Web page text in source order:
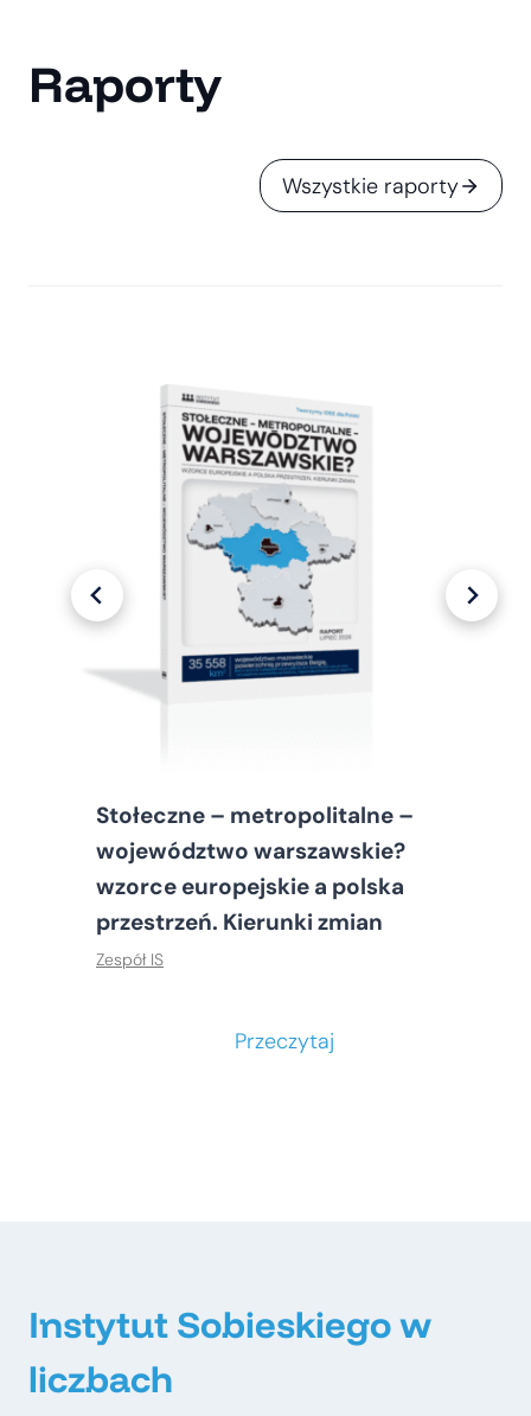
Raporty
Wszystkie raporty
Stołeczne – metropolitalne –
województwo warszawskie?
wzorce europejskie a polska
przestrzeń. Kierunki zmian
Zespół IS
Przeczytaj
–
Instytut Sobieskiego w
liczbach